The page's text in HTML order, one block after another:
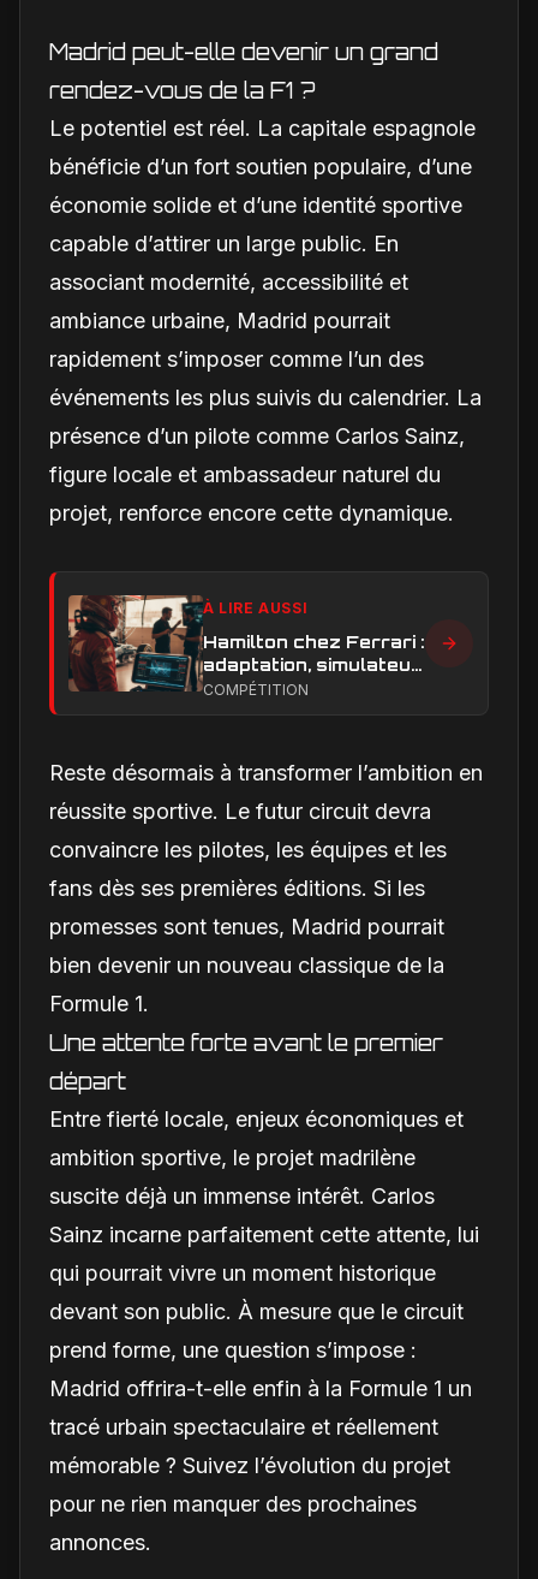
Madrid peut-elle devenir un grand
rendez-vous de la F1 ?
Le potentiel est réel. La capitale espagnole
bénéficie d’un fort soutien populaire, d’une
économie solide et d’une identité sportive
capable d’attirer un large public. En
associant modernité, accessibilité et
ambiance urbaine, Madrid pourrait
rapidement s’imposer comme l’un des
événements les plus suivis du calendrier. La
présence d’un pilote comme Carlos Sainz,
figure locale et ambassadeur naturel du
projet, renforce encore cette dynamique.
À LIRE AUSSI
Hamilton chez Ferrari :
adaptation, simulateur
et critiques, ce qui
COMPÉTITION
Reste désormais à transformer l’ambition en
réussite sportive. Le futur circuit devra
convaincre les pilotes, les équipes et les
fans dès ses premières éditions. Si les
promesses sont tenues, Madrid pourrait
bien devenir un nouveau classique de la
Formule 1.
Une attente forte avant le premier
départ
Entre fierté locale, enjeux économiques et
ambition sportive, le projet madrilène
suscite déjà un immense intérêt. Carlos
Sainz incarne parfaitement cette attente, lui
qui pourrait vivre un moment historique
devant son public. À mesure que le circuit
prend forme, une question s’impose :
Madrid offrira-t-elle enfin à la Formule 1 un
tracé urbain spectaculaire et réellement
mémorable ? Suivez l’évolution du projet
pour ne rien manquer des prochaines
annonces.